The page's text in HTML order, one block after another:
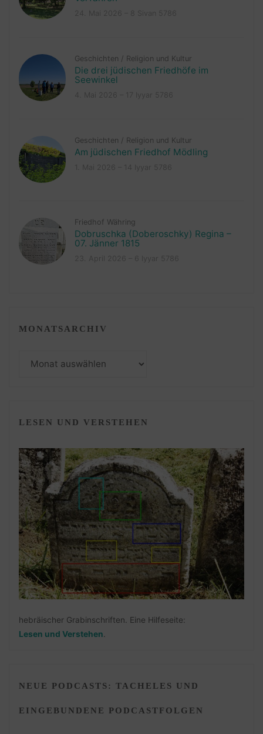
Geschichten / Religion und Kultur
Die drei jüdischen Friedhöfe im
Seewinkel
Geschichten / Religion und Kultur
Am jüdischen Friedhof Mödling
Friedhof Währing
Dobruschka (Doberoschky) Regina –
07. Jänner 1815
MONATSARCHIV
LESEN UND VERSTEHEN
hebräischer Grabinschriften. Eine Hilfeseite:
Lesen und Verstehen
NEUE PODCASTS: TACHELES UND
EINGEBUNDENE PODCASTFOLGEN